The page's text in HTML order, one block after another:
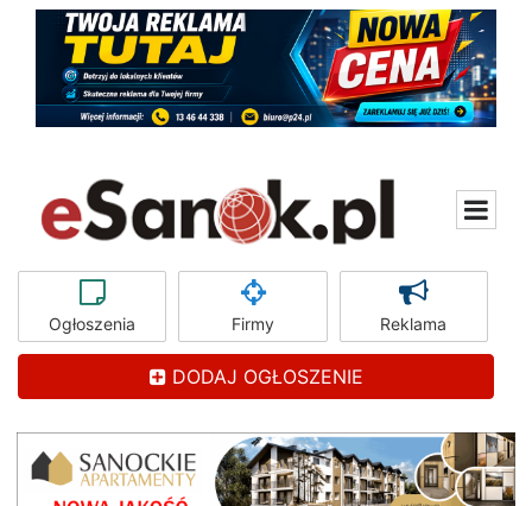
Ogłoszenia Firmy Reklama
DODAJ OGŁOSZENIE